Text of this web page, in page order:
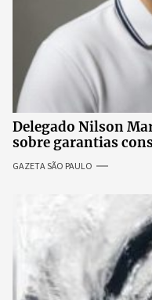
Delegado Nilson
sobre garantias
penal brasileiro
GAZETA SÃO PAULO